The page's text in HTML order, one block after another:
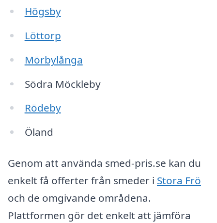
Högsby
Löttorp
Mörbylånga
Södra Möckleby
Rödeby
Öland
Genom att använda smed-pris.se kan du
enkelt få offerter från smeder i Stora Frö
och de omgivande områdena.
Plattformen gör det enkelt att jämföra